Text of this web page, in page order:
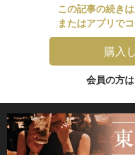
この記事の続き
またはアプリで
購入
会員の方は